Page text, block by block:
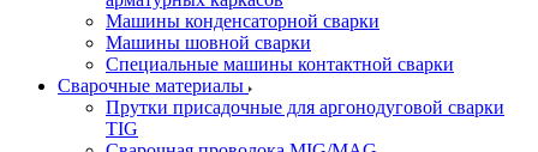
Машины конденсаторной сварки
Машины шовной сварки
Специальные машины контактной сварки
Сварочные материалы
Прутки присадочные для аргонодуговой сварки
TIG